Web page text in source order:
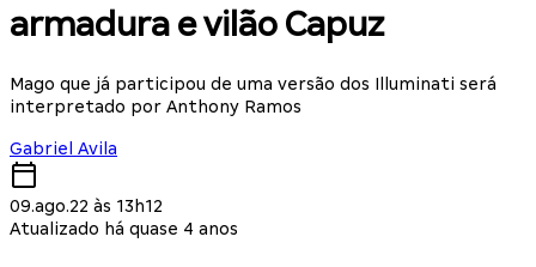
armadura e vilão Capuz
Mago que já participou de uma versão dos Illuminati será
interpretado por Anthony Ramos
Gabriel Avila
09.ago.22 às 13h12
Atualizado há quase 4 anos